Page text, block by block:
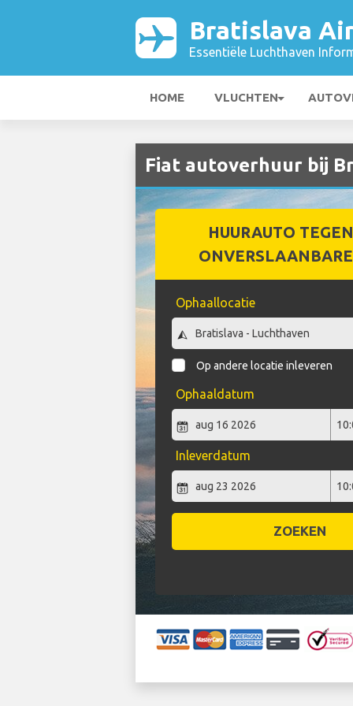
Bratislava
Essentiële Luchthaven
HOME VLUCHTEN
Fiat autoverhuur bij
HUURAUTO
Ophaallocatie
Op andere locatie inleveren
Ophaaldatum
Inleverdatum
ZOEKEN